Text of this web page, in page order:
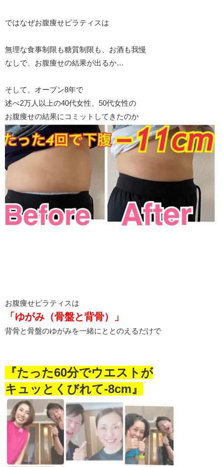
ではなぜお腹痩せピラティスは
無理な食事制限も糖質制限も、お酒も我慢
なしで、お腹痩せの結果が出るか…
そして、オープン8年で
述べ2万人以上の40代女性、50代女性の
お腹痩せの結果にコミットしてきたのか
お腹痩せピラティスは
「ゆがみ（骨盤と背骨）」
背骨と骨盤のゆがみを一緒にととのえるだけで
『たった60分でウエストが
キュッとくびれて-8cm』